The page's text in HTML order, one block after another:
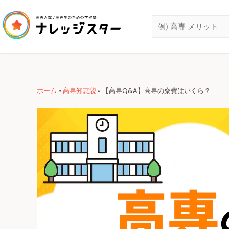
ホーム » 高専知恵袋 » 【高専Q&A】高専の寮費はいくら？